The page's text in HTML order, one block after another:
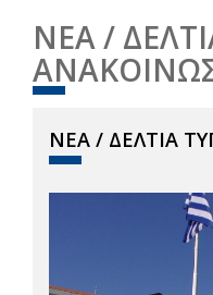
ΝΕΑ /
ΝΕΑ / ΔΕΛΤΙΑ